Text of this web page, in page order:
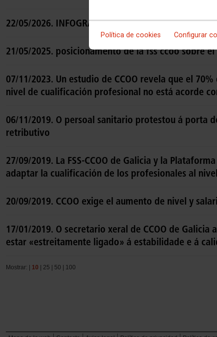
Política de cookies Configurar
22/05/2026. INFOGRAFÍA: ¿POR QUE
21/05/2025. posicionamento de la fss ccoo sobre
07/11/2023. Un estudio de CCOO revela que el
nivel de cualificación profesional no está acorde
06/11/2019. O persoal sanitario protestou á porta
retributivo
27/09/2019. La FSS-CCOO de Galicia y la
adaptar la cualificación de los profesionales al
20/09/2019. CCOO exige el aumento de nivel y
17/01/2019. O secretario xeral de CCOO de
estar «estreitamente ligado» á estabilidade e á
Mostrar: | 10 25 50 100